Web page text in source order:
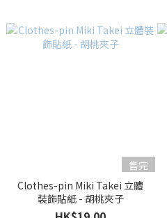
售完
Clothes-pin Miki Takei 立體
裝飾貼紙 - 胡桃夾子